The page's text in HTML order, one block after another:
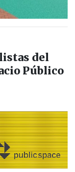
del
Público